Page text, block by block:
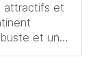
attractifs et
et une